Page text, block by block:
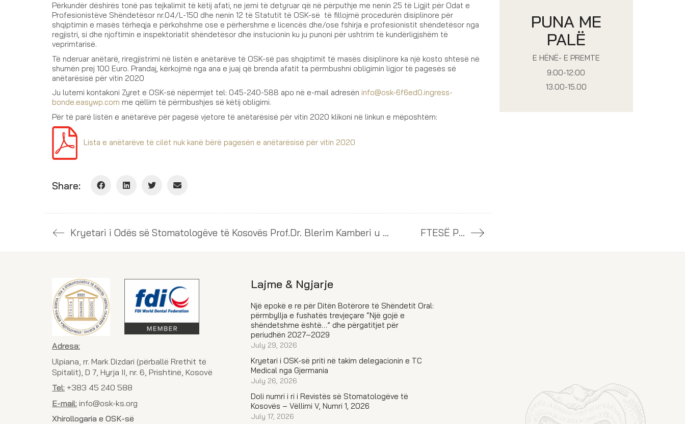
Përkundër dëshirës tonë pas tejkalimit të këtij afati, ne jemi të detyruar që në përputhje me nenin 25 të Ligjit për Odat e
Profesionistëve Shëndetësor nr.04/L-150 dhe nenin 12 të Statutit të OSK-së të fillojmë procedurën disiplinore për
shqiptimin e masës tërheqja e përkohshme ose e përhershme e licencës dhe/ose fshirja e profesionistit shëndetësor nga
regjistri, si dhe njoftimin e inspektoriatit shëndetësor dhe instucionin ku ju punoni për ushtrim të kundërligjshëm të
veprimtarisë.
Të nderuar anëtarë, riregjistrimi në listën e anëtarëve të OSK-së pas shqiptimit të masës disiplinore ka një kosto shtesë në
shumën prej 100 Euro. Prandaj, kërkojmë nga ana e juaj që brenda afatit ta përmbushni obligimin ligjor të pagesës së
anëtarësisë për vitin 2020
Ju lutemi kontakoni Zyret e OSK-së nëpërmjet tel: 045-240-588 apo në e-mail adresën info@osk-6f6ed0.ingress-
bonde.easywp.com me qëllim të përmbushjes së këtij obligimi.
Për të parë listën e anëtarëve për pagesë vjetore të anëtarësisë për vitin 2020 klikoni në linkun e mëposhtëm:
Lista e anëtarëve të cilët nuk kanë bërë pagesën e anëtarësisë për vitin 2020
Share:
Kryetari i Odës së Stomatologëve të Kosovës Prof.Dr. Blerim Kamberi u prit nga zv. Ministri i Shëndetësisë Dr. Luan Gola FTESË PËR TENDER
PUNA ME
PALË
E HËNË- E PREMTE
9:00-12:00
13.00-15.00
Adresa:
Ulpiana, rr. Mark Dizdari (përballë Rrethit të
Spitalit), D 7, Hyrja II, nr. 6, Prishtinë, Kosovë
Tel: +383 45 240 588
E-mail: info@osk-ks.org
Xhirollogaria e OSK-së
Lajme & Ngjarje
Një epokë e re për Ditën Botërore të Shëndetit Oral:
përmbyllja e fushatës trevjeçare “Një gojë e
shëndetshme është…” dhe përgatitjet për
periudhën 2027–2029
July 29, 2026
Kryetari i OSK-së priti në takim delegacionin e TC
Medical nga Gjermania
July 26, 2026
Doli numri i ri i Revistës së Stomatologëve të
Kosovës – Vëllimi V, Numri 1, 2026
July 17, 2026